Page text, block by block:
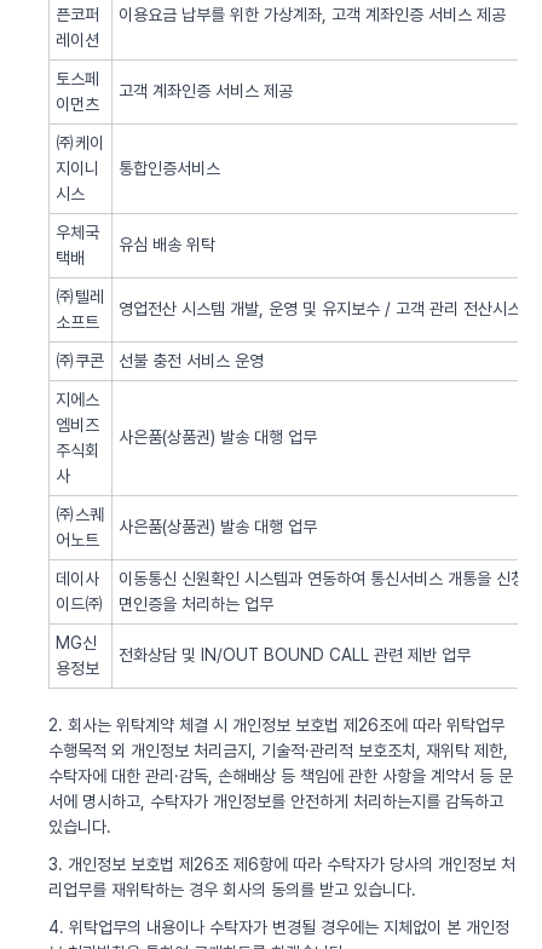
픈코퍼
레이션
이용요금 납부를 위한 가상계좌, 고객 계좌인증 서비스 제공
토스페
이먼츠
고객 계좌인증 서비스 제공
㈜케이
지이니
시스
통합인증서비스
우체국
택배
유심 배송 위탁
㈜텔레
소프트
영업전산 시스템 개발, 운영 및 유지보수 / 고객 관리 전산시스
㈜쿠콘
선불 충전 서비스 운영
지에스
엠비즈
주식회
사
사은품(상품권) 발송 대행 업무
㈜스퀘
어노트
사은품(상품권) 발송 대행 업무
데이사
이드㈜
이동통신 신원확인 시스템과 연동하여 통신서비스 개통을 신청
면인증을 처리하는 업무
MG신
용정보
전화상담 및 IN/OUT BOUND CALL 관련 제반 업무
2. 회사는 위탁계약 체결 시 개인정보 보호법 제26조에 따라 위탁업무
수행목적 외 개인정보 처리금지, 기술적·관리적 보호조치, 재위탁 제한,
수탁자에 대한 관리·감독, 손해배상 등 책임에 관한 사항을 계약서 등 문
서에 명시하고, 수탁자가 개인정보를 안전하게 처리하는지를 감독하고
있습니다.
3. 개인정보 보호법 제26조 제6항에 따라 수탁자가 당사의 개인정보 처
리업무를 재위탁하는 경우 회사의 동의를 받고 있습니다.
4. 위탁업무의 내용이나 수탁자가 변경될 경우에는 지체없이 본 개인정